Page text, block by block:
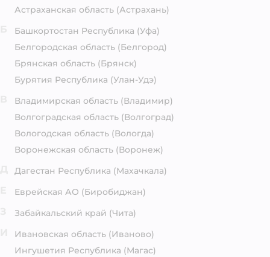
Астраханская область (Астрахань)
Башкортостан Республика (Уфа)
Белгородская область (Белгород)
Брянская область (Брянск)
Бурятия Республика (Улан-Удэ)
Владимирская область (Владимир)
Волгоградская область (Волгоград)
Вологодская область (Вологда)
Воронежская область (Воронеж)
Дагестан Республика (Махачкала)
Еврейская АО (Биробиджан)
Забайкальский край (Чита)
Ивановская область (Иваново)
Ингушетия Республика (Магас)